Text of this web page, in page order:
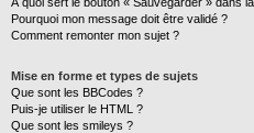
Pourquoi mon message doit être validé ?
Comment remonter mon sujet ?
Mise en forme et types de sujets
Que sont les BBCodes ?
Puis-je utiliser le HTML ?
Que sont les smileys ?